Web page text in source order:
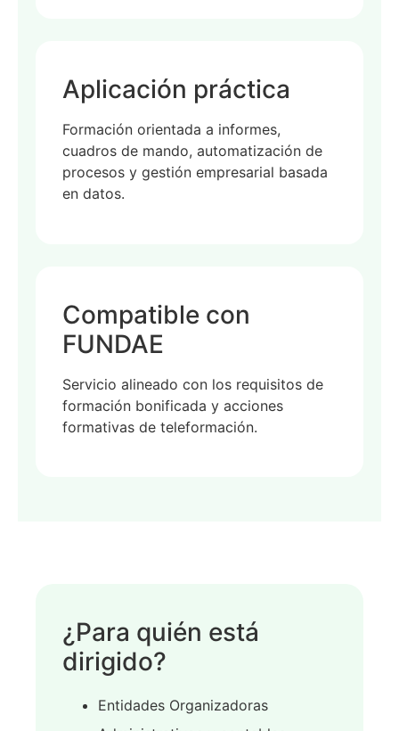
Aplicación práctica
Formación orientada a informes,
cuadros de mando, automatización de
procesos y gestión empresarial basada
en datos.
Compatible con
FUNDAE
Servicio alineado con los requisitos de
formación bonificada y acciones
formativas de teleformación.
¿Para quién está
dirigido?
Entidades Organizadoras